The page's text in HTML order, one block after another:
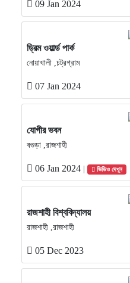
09 Jan 2024
ড্রিম ওয়ার্ল্ড পার্ক
নোয়াখালী ,চট্রগ্রাম
07 Jan 2024
যোগীর ভবন
বগুড়া ,রাজশাহী
06 Jan 2024 ভিডিও দেখুন
রাজশাহী বিশ্ববিদ্যালয়
রাজশাহী ,রাজশাহী
05 Dec 2023